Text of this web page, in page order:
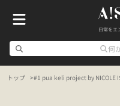
日常をエ
何
トップ #1 pua keli project by NICOLE